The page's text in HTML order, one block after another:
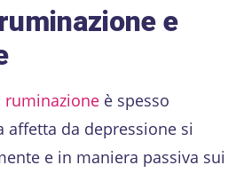
e
ruminazione è spesso
affetta da depressione si
e in maniera passiva sui